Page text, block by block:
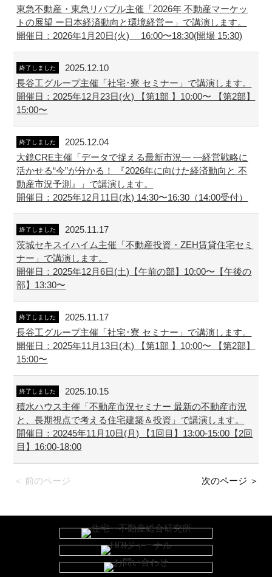
東急不動産・東急リバブル主催「2026年 不動産マーケッ
トの展望 ー日本経済動向と環境経営ー」で講演します。
開催日：2026年1月20日(火) 16:00〜18:30(開場 15:30)
終了しました
2025.12.10
長谷工グループ主催「社宅･寮 セミナー」で講演します。
開催日：2025年12月23日(火) 【第1部 】10:00〜 【第2部】
15:00〜
終了しました
2025.12.04
大鏡CRE主催「データで捉える最新市況― ―経営戦略に
活かせる“今”が分かる！ 『2026年に向けた経済動向と 不
動産市況予測』」で講演します。
開催日：2025年12月11日(水) 14:30〜16:30（14:00受付）
終了しました
2025.11.17
茨城セキスイハイム主催「不動産投資・ZEH賃貸住宅セミ
ナー」で講演します。
開催日：2025年12月6日(土)【午前の部】10:00〜【午後の
部】13:30〜
終了しました
2025.11.17
長谷工グループ主催「社宅･寮 セミナー」で講演します。
開催日：2025年11月13日(木) 【第1部 】10:00〜 【第2部】
15:00〜
終了しました
2025.10.15
積水ハウス主催「不動産市況セミナー 最新の不動産市況
と、長期視点で考える住宅建築＆投資」で講演します。
開催日：20245年11月10日(月) 【1回目】13:00-15:00【2回
目】16:00-18:00
＜ 前のページ 次のページ ＞